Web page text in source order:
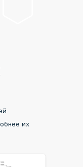
их